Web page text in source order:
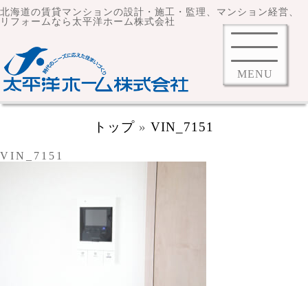
北海道の賃貸マンションの設計・施工・監理、マンション経営、
リフォームなら太平洋ホーム株式会社
MENU
トップ »VIN_7151
VIN_7151